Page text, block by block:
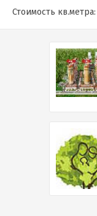
Стоимость кв.метра: